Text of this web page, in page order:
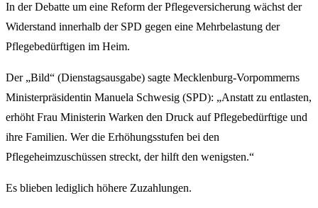
In der Debatte um eine Reform der Pflegeversicherung wächst der
Widerstand innerhalb der SPD gegen eine Mehrbelastung der
Pflegebedürftigen im Heim.
Der „Bild“ (Dienstagsausgabe) sagte Mecklenburg-Vorpommerns
Ministerpräsidentin Manuela Schwesig (SPD): „Anstatt zu entlasten,
erhöht Frau Ministerin Warken den Druck auf Pflegebedürftige und
ihre Familien. Wer die Erhöhungsstufen bei den
Pflegeheimzuschüssen streckt, der hilft den wenigsten.“
Es blieben lediglich höhere Zuzahlungen.